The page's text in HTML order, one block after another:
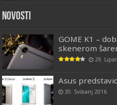
Novosti
GOME K1 –
skenerom
29.
Asus
30. Svibanj 2016